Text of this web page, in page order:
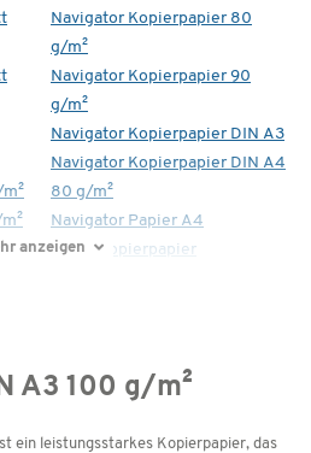
m²
Navigator Kopierpapier 80
g/m²
Navigator Kopierpapier 90
g/m²
Navigator Kopierpapier DIN A3
Navigator Kopierpapier DIN A4
80 g/m²
Navigator Papier A4
Xerox Kopierpapier
anzeigen
A3 100 g/m²
ein leistungsstarkes Kopierpapier, das